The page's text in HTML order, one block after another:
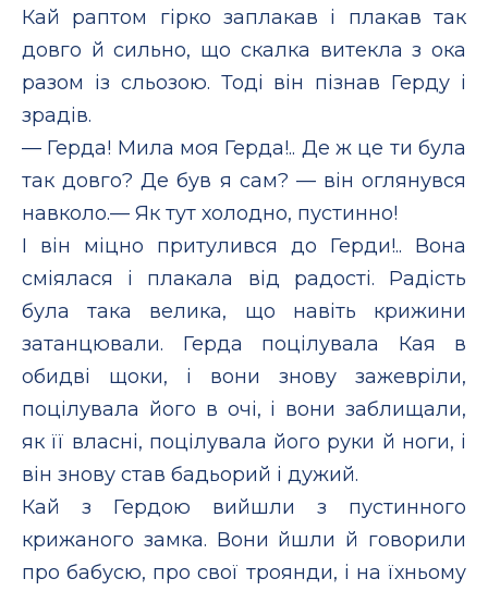
Кай раптом гірко заплакав і плакав так
довго й сильно, що скалка витекла з ока
разом із сльозою. Тоді він пізнав Герду і
зрадів.
— Герда! Мила моя Герда!.. Де ж це ти була
так довго? Де був я сам? — він оглянувся
навколо.— Як тут холодно, пустинно!
І він міцно притулився до Герди!.. Вона
сміялася і плакала від радості. Радість
була така велика, що навіть крижини
затанцювали. Герда поцілувала Кая в
обидві щоки, і вони знову зажевріли,
поцілувала його в очі, і вони заблищали,
як її власні, поцілувала його руки й ноги, і
він знову став бадьорий і дужий.
Кай з Гердою вийшли з пустинного
крижаного замка. Вони йшли й говорили
про бабусю, про свої троянди, і на їхньому